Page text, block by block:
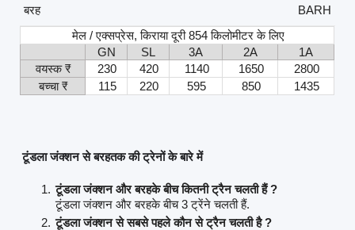
बरह
BARH
मेल / एक्सप्रेस, किराया दूरी 854 किलोमीटर के लिए
GN
SL 3A 2A
1A
वयस्क ₹
230 420 1140 1650
2800
बच्चा ₹
115 220 595 850 1435
टूंडला जंक्शन से बरहतक की ट्रेनों के बारे में
टूंडला जंक्शन और बरहके बीच कितनी ट्रैन चलती हैं ?
टूंडला जंक्शन और बरहके बीच 3 ट्रेंने चलती हैं.
टूंडला जंक्शन से सबसे पहले कौन से ट्रैन चलती है ?